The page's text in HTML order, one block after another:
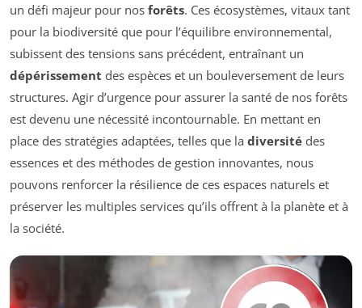
un défi majeur pour nos forêts. Ces écosystèmes, vitaux tant
pour la biodiversité que pour l’équilibre environnemental,
subissent des tensions sans précédent, entraînant un
dépérissement des espèces et un bouleversement de leurs
structures. Agir d’urgence pour assurer la santé de nos forêts
est devenu une nécessité incontournable. En mettant en
place des stratégies adaptées, telles que la diversité des
essences et des méthodes de gestion innovantes, nous
pouvons renforcer la résilience de ces espaces naturels et
préserver les multiples services qu’ils offrent à la planète et à
la société.